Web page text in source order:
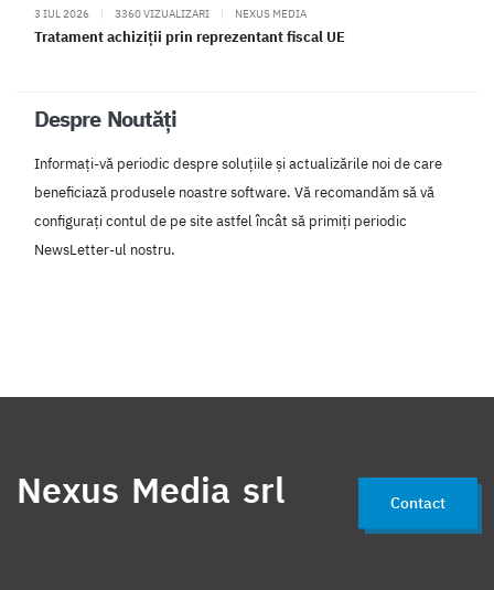
3 IUL 2026 | 3360 VIZUALIZARI | NEXUS MEDIA
Tratament achiziții prin reprezentant fiscal UE
Despre Noutăți
Informați-vă periodic despre soluțiile și actualizările noi de care
beneficiază produsele noastre software. Vă recomandăm să vă
configurați contul de pe site astfel încât să primiți periodic
NewsLetter-ul nostru.
Nexus Media srl Contact